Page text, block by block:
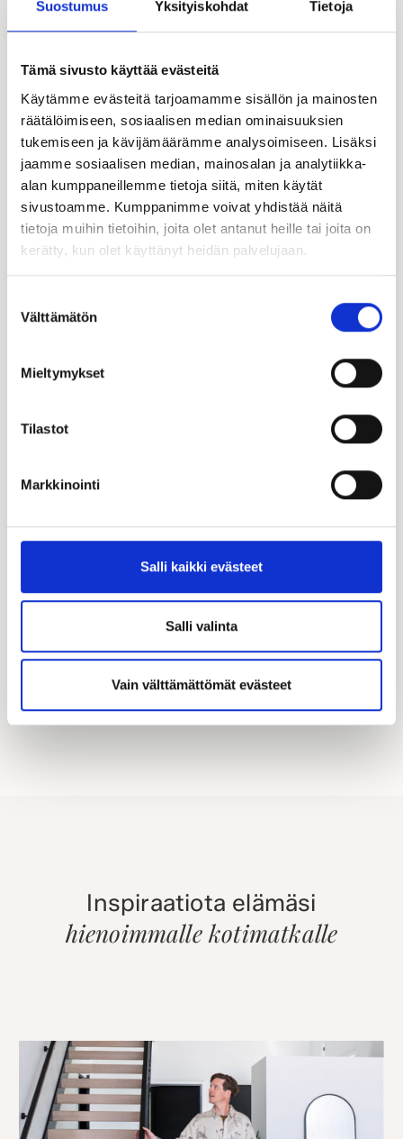
Suostumus Yksityiskohdat Tietoja
Tämä sivusto käyttää evästeitä
Käytämme evästeitä tarjoamamme sisällön ja mainosten
räätälöimiseen, sosiaalisen median ominaisuuksien
tukemiseen ja kävijämäärämme analysoimiseen. Lisäksi
jaamme sosiaalisen median, mainosalan ja analytiikka-
alan kumppaneillemme tietoja siitä, miten käytät
sivustoamme. Kumppanimme voivat yhdistää näitä
tietoja muihin tietoihin, joita olet antanut heille tai joita on
kerätty, kun olet käyttänyt heidän palvelujaan.
valinta
Välttämätön
Mieltymykset
Tilastot
Markkinointi
Salli kaikki evästeet
Salli valinta
Vain välttämättömät evästeet
Hyödynnä Kastellin tarjoamat merkittävät
kampanjamme.
KATSO KAIKKI KAMPANJAT
Inspiraatiota elämäsi
hienoimmalle kotimatkalle